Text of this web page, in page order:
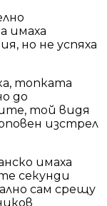
имаха
но не успяха
топката
до
той видя
изстрел
имаха
секунди
сам срещу